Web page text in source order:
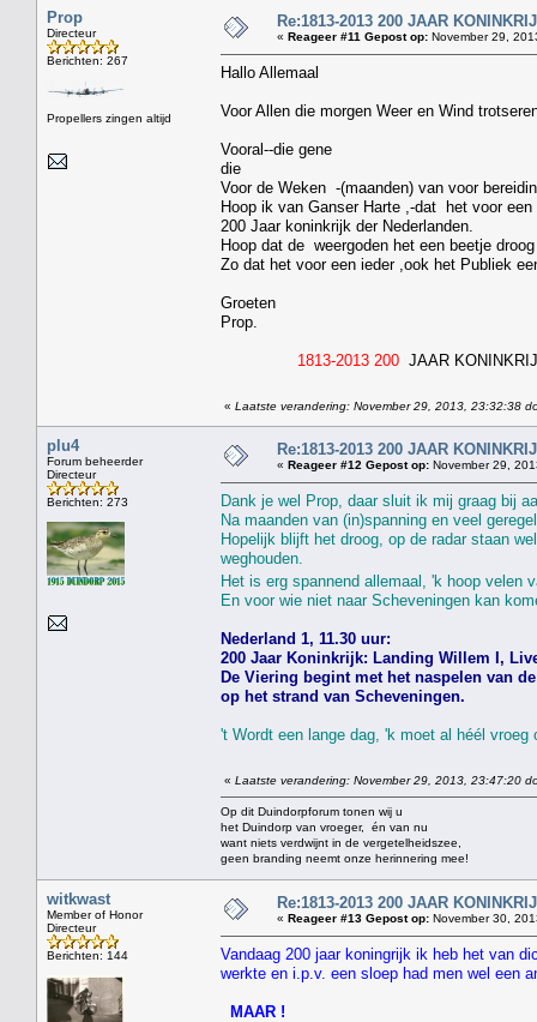
Prop
Directeur
Berichten: 267
Propellers zingen altijd
Re:1813-2013 200 JAAR
« Reageer #11 Gepost op: November 29,
Hallo Allemaal
Voor Allen die morgen Weer en Wind
Vooral--die gene
die
Voor de Weken -(maanden) van voor
Hoop ik van Ganser Harte ,-dat het voor
200 Jaar koninkrijk der Nederlanden.
Hoop dat de weergoden het een beetje
Zo dat het voor een ieder ,ook het Publiek
Groeten
Prop.
1813-2013 200 JAAR
« Laatste verandering: November 29, 2013, 23:32:38
plu4
Forum beheerder
Directeur
Berichten: 273
Re:1813-2013 200 JAAR
« Reageer #12 Gepost op: November 29,
Dank je wel Prop, daar sluit ik mij graag bij
Na maanden van (in)spanning en veel
Hopelijk blijft het droog, op de radar staan
weghouden.
Het is erg spannend allemaal, 'k hoop
En voor wie niet naar Scheveningen kan
Nederland 1, 11.30 uur:
200 Jaar Koninkrijk: Landing Willem I,
De Viering begint met het naspelen van
op het strand van Scheveningen.
't Wordt een lange dag, 'k moet al héél
« Laatste verandering: November 29, 2013, 23:47:20
Op dit Duindorpforum tonen wij u
het Duindorp van vroeger, én van nu
want niets verdwijnt in de vergetelheidszee,
geen branding neemt onze herinnering mee!
witkwast
Member of Honor
Directeur
Berichten: 144
Re:1813-2013 200 JAAR
« Reageer #13 Gepost op: November 30,
Vandaag 200 jaar koningrijk ik heb het van
werkte en i.p.v. een sloep had men wel een
MAAR !